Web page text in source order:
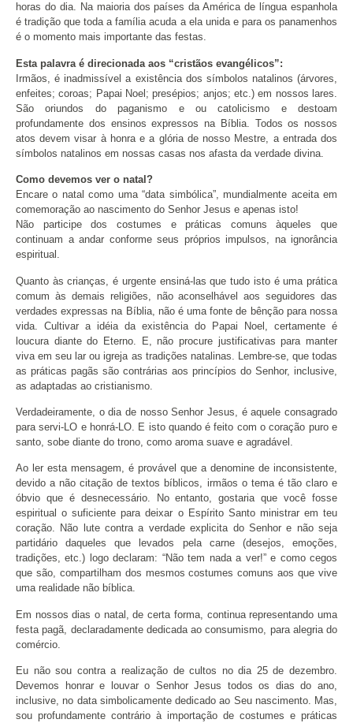
horas do dia. Na maioria dos países da América de língua espanhola
é tradição que toda a família acuda a ela unida e para os panamenhos
é o momento mais importante das festas.
Esta palavra é direcionada aos “cristãos evangélicos”:
Irmãos, é inadmissível a existência dos símbolos natalinos (árvores,
enfeites; coroas; Papai Noel; presépios; anjos; etc.) em nossos lares.
São oriundos do paganismo e ou catolicismo e destoam
profundamente dos ensinos expressos na Bíblia. Todos os nossos
atos devem visar à honra e a glória de nosso Mestre, a entrada dos
símbolos natalinos em nossas casas nos afasta da verdade divina.
Como devemos ver o natal?
Encare o natal como uma “data simbólica”, mundialmente aceita em
comemoração ao nascimento do Senhor Jesus e apenas isto!
Não participe dos costumes e práticas comuns àqueles que
continuam a andar conforme seus próprios impulsos, na ignorância
espiritual.
Quanto às crianças, é urgente ensiná-las que tudo isto é uma prática
comum às demais religiões, não aconselhável aos seguidores das
verdades expressas na Bíblia, não é uma fonte de bênção para nossa
vida. Cultivar a idéia da existência do Papai Noel, certamente é
loucura diante do Eterno. E, não procure justificativas para manter
viva em seu lar ou igreja as tradições natalinas. Lembre-se, que todas
as práticas pagãs são contrárias aos princípios do Senhor, inclusive,
as adaptadas ao cristianismo.
Verdadeiramente, o dia de nosso Senhor Jesus, é aquele consagrado
para servi-LO e honrá-LO. E isto quando é feito com o coração puro e
santo, sobe diante do trono, como aroma suave e agradável.
Ao ler esta mensagem, é provável que a denomine de inconsistente,
devido a não citação de textos bíblicos, irmãos o tema é tão claro e
óbvio que é desnecessário. No entanto, gostaria que você fosse
espiritual o suficiente para deixar o Espírito Santo ministrar em teu
coração. Não lute contra a verdade explicita do Senhor e não seja
partidário daqueles que levados pela carne (desejos, emoções,
tradições, etc.) logo declaram: “Não tem nada a ver!” e como cegos
que são, compartilham dos mesmos costumes comuns aos que vive
uma realidade não bíblica.
Em nossos dias o natal, de certa forma, continua representando uma
festa pagã, declaradamente dedicada ao consumismo, para alegria do
comércio.
Eu não sou contra a realização de cultos no dia 25 de dezembro.
Devemos honrar e louvar o Senhor Jesus todos os dias do ano,
inclusive, no data simbolicamente dedicado ao Seu nascimento. Mas,
sou profundamente contrário à importação de costumes e práticas